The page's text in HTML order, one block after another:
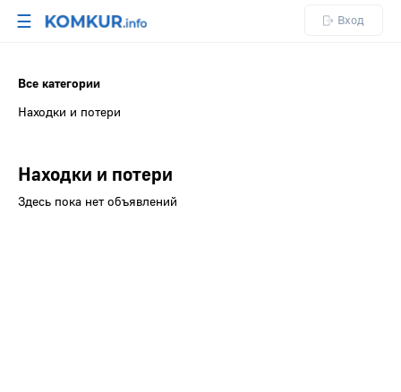
☰ Вход
Все категории
Находки и потери
Находки и потери
Здесь пока нет объявлений